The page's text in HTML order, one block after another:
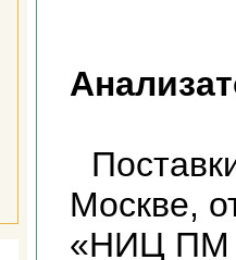
Москве,
«НИЦ ПМ